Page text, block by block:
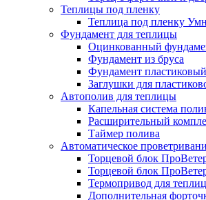
Теплицы под пленку
Теплица под пленку
Фундамент для теплицы
Оцинкованный
Фундамент из бруса
Фундамент пластиковый
Заглушки для
Автополив для теплицы
Капельная система
Расширительный
Таймер полива
Автоматическое
Торцевой блок
Торцевой блок
Термопривод для
Дополнительная